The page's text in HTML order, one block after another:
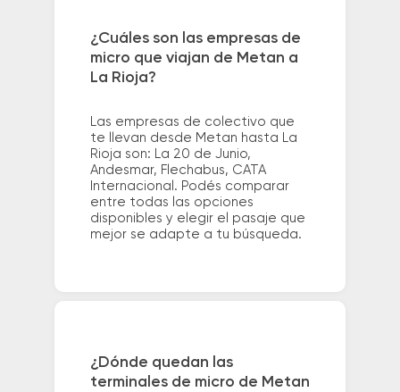
¿Cuáles son las empresas de
micro que viajan de Metan a
La Rioja?
Las empresas de colectivo que
te llevan desde Metan hasta La
Rioja son: La 20 de Junio,
Andesmar, Flechabus, CATA
Internacional. Podés comparar
entre todas las opciones
disponibles y elegir el pasaje que
mejor se adapte a tu búsqueda.
¿Dónde quedan las
terminales de micro de Metan